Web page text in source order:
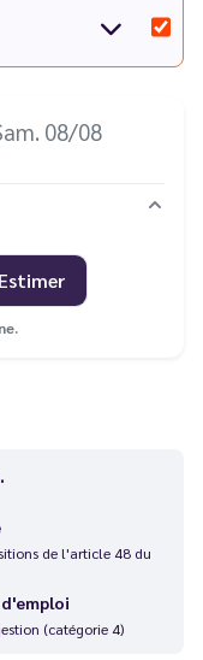
08/08
Estimer
de l'article 48 du
(catégorie 4)